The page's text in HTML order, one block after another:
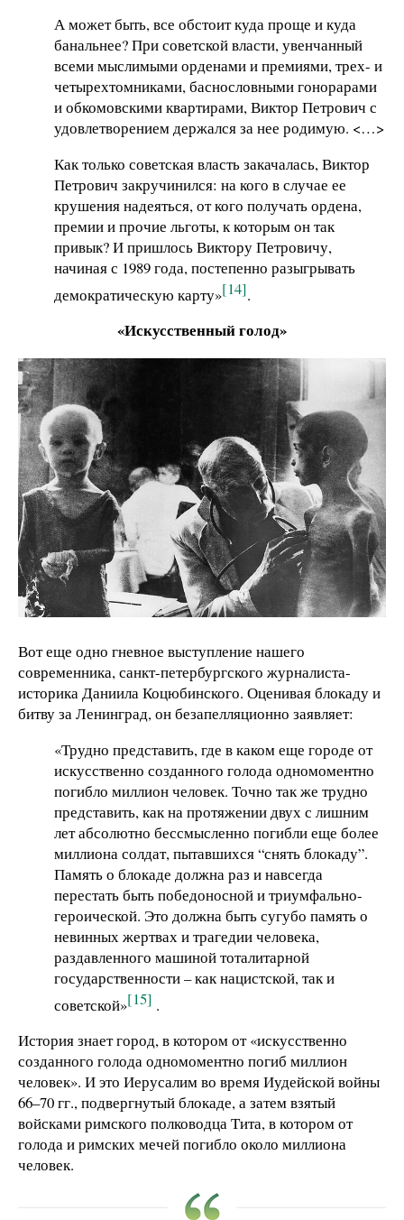
А может быть, все обстоит куда проще и куда
банальнее? При советской власти, увенчанный
всеми мыслимыми орденами и премиями, трех- и
четырехтомниками, баснословными гонорарами
и обкомовскими квартирами, Виктор Петрович с
удовлетворением держался за нее родимую. <…>
Как только советская власть закачалась, Виктор
Петрович закручинился: на кого в случае ее
крушения надеяться, от кого получать ордена,
премии и прочие льготы, к которым он так
привык? И пришлось Виктору Петровичу,
начиная с 1989 года, постепенно разыгрывать
демократическую карту»[14].
«Искусственный голод»
Вот еще одно гневное выступление нашего
современника, санкт-петербургского журналиста-
историка Даниила Коцюбинского. Оценивая блокаду и
битву за Ленинград, он безапелляционно заявляет:
«Трудно представить, где в каком еще городе от
искусственно созданного голода одномоментно
погибло миллион человек. Точно так же трудно
представить, как на протяжении двух с лишним
лет абсолютно бессмысленно погибли еще более
миллиона солдат, пытавшихся “снять блокаду”.
Память о блокаде должна раз и навсегда
перестать быть победоносной и триумфально-
героической. Это должна быть сугубо память о
невинных жертвах и трагедии человека,
раздавленного машиной тоталитарной
государственности – как нацистской, так и
советской»[15] .
История знает город, в котором от «искусственно
созданного голода одномоментно погиб миллион
человек». И это Иерусалим во время Иудейской войны
66–70 гг., подвергнутый блокаде, а затем взятый
войсками римского полководца Тита, в котором от
голода и римских мечей погибло около миллиона
человек.